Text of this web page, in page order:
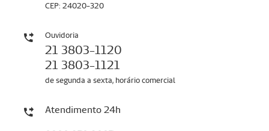
CEP: 24020-320
Ouvidoria
21 3803-1120
21 3803-1121
de segunda a sexta, horário comercial
Atendimento 24h